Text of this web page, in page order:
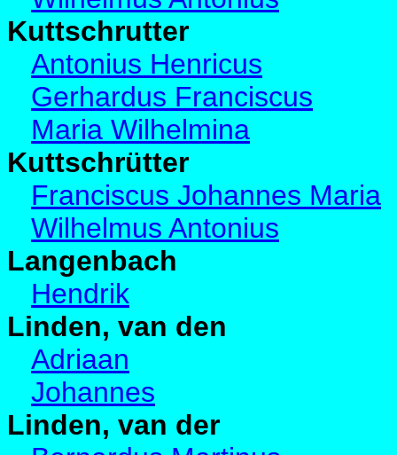
Kuttschrutter
Antonius Henricus
Gerhardus Franciscus
Maria Wilhelmina
Kuttschrütter
Franciscus Johannes Maria
Wilhelmus Antonius
Langenbach
Hendrik
Linden, van den
Adriaan
Johannes
Linden, van der